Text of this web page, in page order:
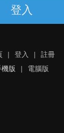
登入
| 登入 |
註冊
機版
| 電腦版